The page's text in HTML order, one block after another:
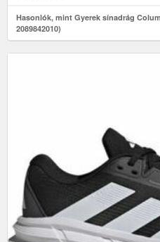
Hasonlók, mint Gyerek sínadrág
2089842010)